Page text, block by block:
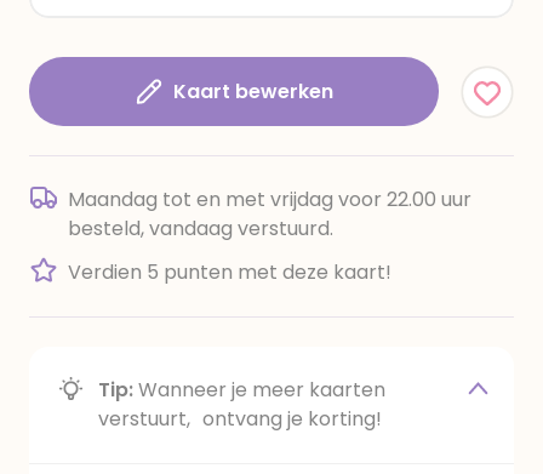
Kaart bewerken
Maandag tot en met vrijdag voor 22.00 uur
besteld, vandaag verstuurd.
Verdien 5 punten met deze kaart!
Tip:Wanneer je meer kaarten
verstuurt, ontvang je korting!